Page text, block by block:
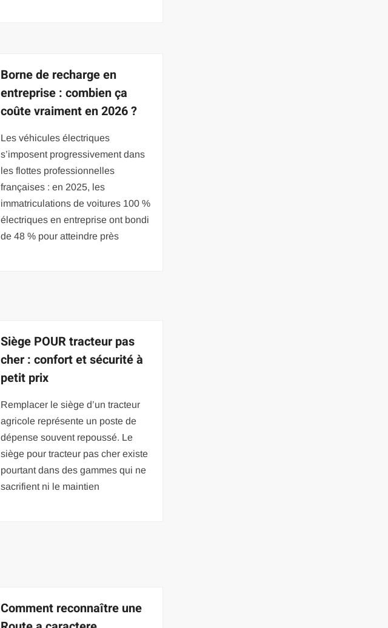
Borne de recharge en
entreprise : combien ça
coûte vraiment en 2026 ?
Les véhicules électriques
s’imposent progressivement dans
les flottes professionnelles
françaises : en 2025, les
immatriculations de voitures 100 %
électriques en entreprise ont bondi
de 48 % pour atteindre près
Siège POUR tracteur pas
cher : confort et sécurité à
petit prix
Remplacer le siège d’un tracteur
agricole représente un poste de
dépense souvent repoussé. Le
siège pour tracteur pas cher existe
pourtant dans des gammes qui ne
sacrifient ni le maintien
Comment reconnaître une